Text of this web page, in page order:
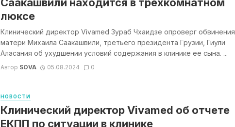
люксе
Клинический директор Vivamed Зураб Чхаидзе опроверг обвинения
матери Михаила Саакашвили, третьего президента Грузии, Гиули
Аласания об ухудшении условий содержания в клинике ее сына. ...
Автор SOVA 05.08.2024 0
НОВОСТИ
Клинический директор Vivamed об отчете
ЕКПП по ситуации в клинике